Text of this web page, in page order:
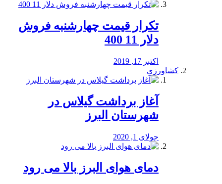
تکرار قیمت چهارشنبه فروش
دلار 11 400
اکتبر 17, 2019
کشاورزی
آغاز برداشت گیلاس در
شهرستان البرز
جولای 1, 2020
دمای هوای البرز بالا می رود